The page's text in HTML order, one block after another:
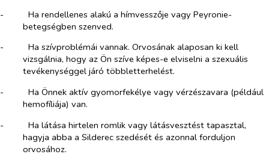
-​
Ha rendellenes alakú a hímvesszője vagy Peyronie-
betegségben szenved.
-​
Ha szívproblémái vannak. Orvosának alaposan ki kell
vizsgálnia, hogy az Ön szíve képes-e elviselni a szexuális
tevékenységgel járó többletterhelést.
-​
Ha Önnek aktív gyomorfekélye vagy vérzészavara (például
hemofíliája) van.
-​
Ha látása hirtelen romlik vagy látásvesztést tapasztal,
hagyja abba a Silderec szedését és azonnal forduljon
orvosához.